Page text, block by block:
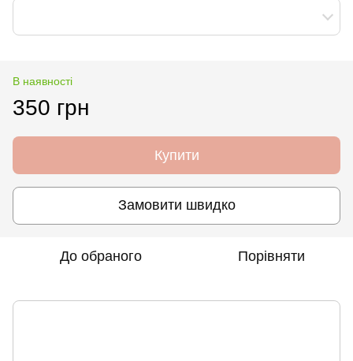
В наявності
350 грн
Купити
Замовити швидко
До обраного Порівняти